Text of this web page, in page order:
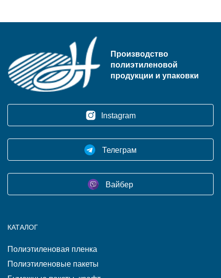
Производство
полиэтиленовой
продукции и упаковки
Instagram
Телеграм
Вайбер
КАТАЛОГ
Полиэтиленовая пленка
Полиэтиленовые пакеты